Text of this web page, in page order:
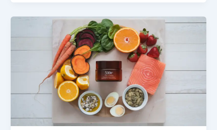
den
Fotoshootings